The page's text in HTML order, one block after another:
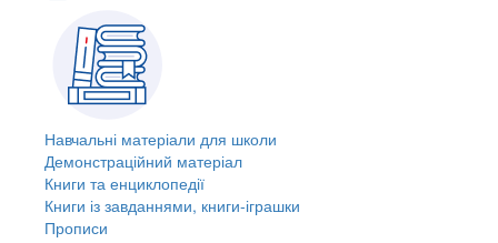
Навчальні матеріали для школи
Демонстраційний матеріал
Книги та енциклопедії
Книги із завданнями, книги-іграшки
Прописи